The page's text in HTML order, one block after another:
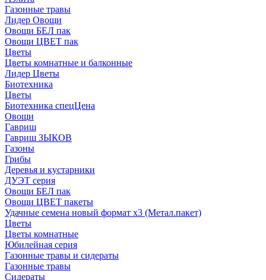
Газонные травы
Лидер Овощи
Овощи БЕЛ пак
Овощи ЦВЕТ пак
Цветы
Цветы комнатные и балконные
Лидер Цветы
Биотехника
Цветы
Биотехника спецЦена
Овощи
Гавриш
Гавриш ЗЫКОВ
Газоны
Грибы
Деревья и кустарники
ДУЭТ серия
Овощи БЕЛ пак
Овощи ЦВЕТ пакеты
Удачные семена новый формат х3 (Метал.пакет)
Цветы
Цветы комнатные
Юбилейная серия
Газонные травы и сидераты
Газонные травы
Сидераты